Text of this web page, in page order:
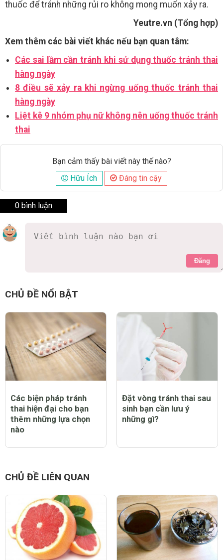
thuốc để tránh những rủi ro không mong muốn xảy ra.
Yeutre.vn (Tổng hợp)
Xem thêm các bài viết khác nếu bạn quan tâm:
Các sai lầm cần tránh khi sử dụng thuốc tránh thai
hàng ngày
8 điều sẽ xảy ra khi ngừng uống thuốc tránh thai
hàng ngày
Liệt kê 9 nhóm phụ nữ không nên uống thuốc tránh
thai
Bạn cảm thấy bài viết này thế nào?
Hữu Ích
Đáng tin cậy
0 bình luận
Đăng
CHỦ ĐỀ NỔI BẬT
Các biện pháp tránh
thai hiện đại cho bạn
thêm những lựa chọn
nào
Đặt vòng tránh thai sau
sinh bạn cần lưu ý
những gì?
CHỦ ĐỀ LIÊN QUAN